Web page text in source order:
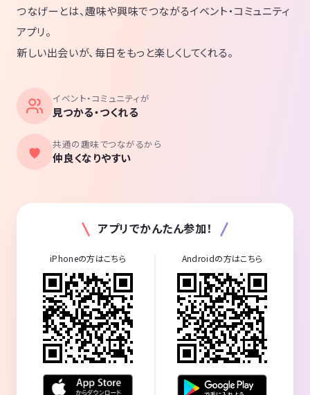
つなげーとは、趣味や興味でつながるイベント・コミュニティ
アプリ。
新しい出会いが、毎日をもっと楽しくしてくれる。
イベント・コミュニティが
見つかる・つくれる
共通の趣味でつながるから
仲良くなりやすい
アプリでかんたん参加！
iPhoneの方はこちら Androidの方はこちら